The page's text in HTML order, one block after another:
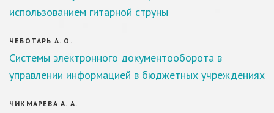
использованием гитарной струны
ЧЕБОТАРЬ А. О.
Системы электронного документооборота в
управлении информацией в бюджетных учреждениях
ЧИКМАРЕВА А. А.